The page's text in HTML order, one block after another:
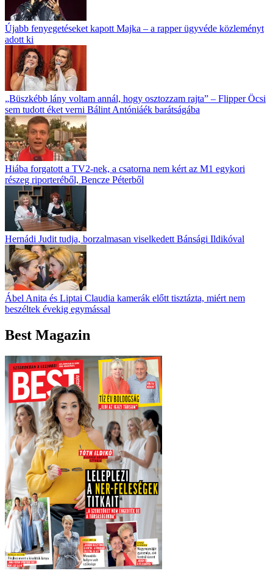
Újabb fenyegetéseket kapott Majka – a rapper ügyvéde közleményt
adott ki
„Büszkébb lány voltam annál, hogy osztozzam rajta” – Flipper Öcsi
sem tudott éket verni Bálint Antóniáék barátságába
Hiába forgatott a TV2-nek, a csatorna nem kért az M1 egykori
részeg riporteréből, Bencze Péterből
Hernádi Judit tudja, borzalmasan viselkedett Bánsági Ildikóval
Ábel Anita és Liptai Claudia kamerák előtt tisztázta, miért nem
beszéltek évekig egymással
Best Magazin